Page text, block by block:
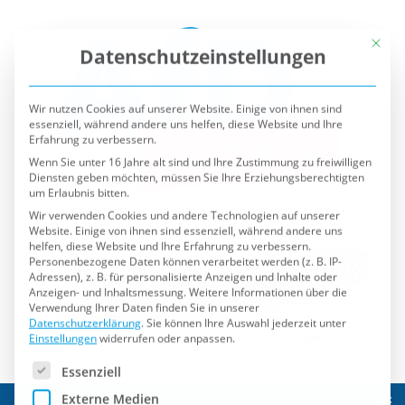
Datenschutzeinstellungen
essenziell, während andere uns helfen, diese Website und Ihre
Erfahrung zu verbessern.
Wenn Sie unter 16 Jahre alt sind und Ihre Zustimmung zu freiwilligen
Diensten geben möchten, müssen Sie Ihre Erziehungsberechtigten
um Erlaubnis bitten.
Wir verwenden Cookies und andere Technologien auf unserer
Website. Einige von ihnen sind essenziell, während andere uns
helfen, diese Website und Ihre Erfahrung zu verbessern.
Personenbezogene Daten können verarbeitet werden (z. B. IP-
Adressen), z. B. für personalisierte Anzeigen und Inhalte oder
Anzeigen- und Inhaltsmessung.Weitere Informationen über die
Verwendung Ihrer Daten finden Sie in unserer
Datenschutzerklärung. Sie können Ihre Auswahl jederzeit unter
Einstellungenwiderrufen oder anpassen.